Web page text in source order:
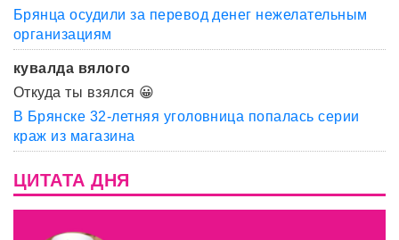
Брянца осудили за перевод денег нежелательным
организациям
кувалда вялого
Откуда ты взялся 😀
В Брянске 32-летняя уголовница попалась серии
краж из магазина
ЦИТАТА ДНЯ